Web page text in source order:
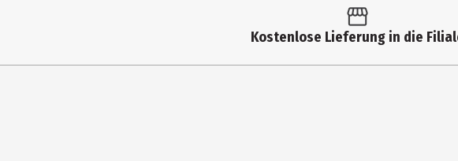
weiß
Kostenlose Lieferung in die